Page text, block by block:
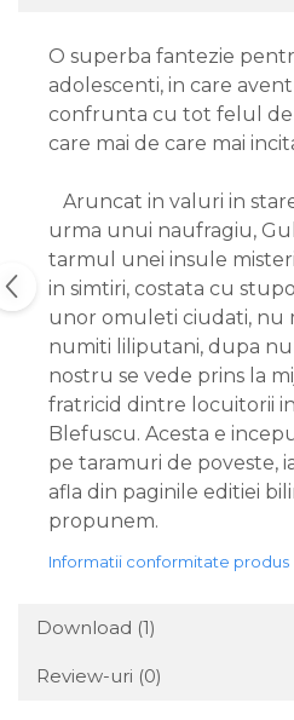
O superba fantezie
adolescenti, in care
confrunta cu tot felul de
care mai de care mai
Aruncat in valuri in
urma unui naufragiu,
tarmul unei insule
in simtiri, costata cu
unor omuleti ciudati, nu
numiti liliputani, dupa
nostru se vede prins la
fratricid dintre locuitorii
Blefuscu. Acesta e
pe taramuri de poveste,
afla din paginile editiei
propunem.
Informatii conformitate produs
Download (1)
Review-uri (0)